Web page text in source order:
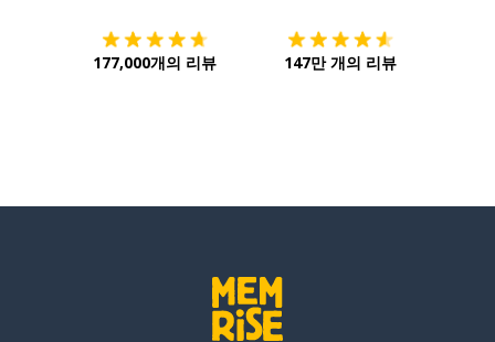
177,000개의 리뷰 147만 개의 리뷰